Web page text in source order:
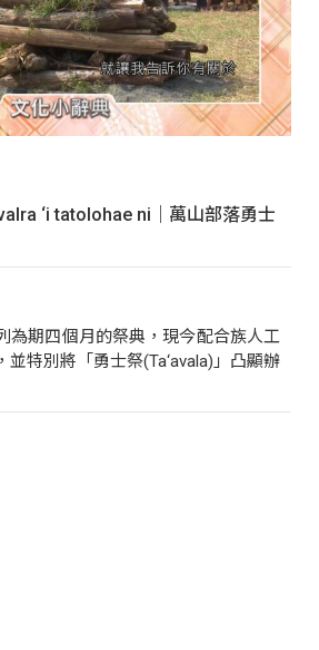
‘i tatolohae ni｜萬山部落勇士
為期四個月的祭典，現今配合族人工
並特別將「勇士祭(Ta‘avala)」凸顯辦